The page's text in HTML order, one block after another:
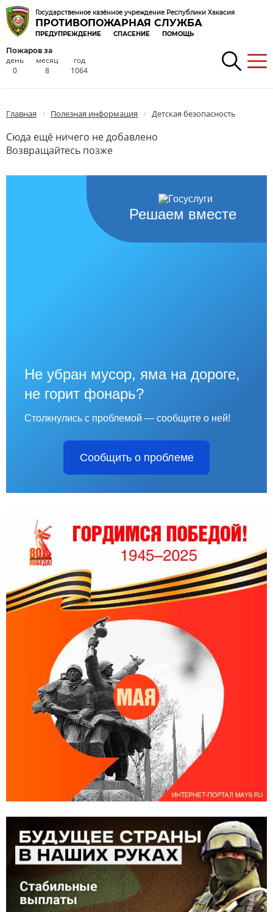
Государственное казённое учреждение Республики Хакасия
ПРОТИВОПОЖАРНАЯ СЛУЖБА
ПРЕДУПРЕЖДЕНИЕ СПАСЕНИЕ ПОМОЩЬ
Пожаров за
день
0
месяц
8
год
1064
Главная Полезная информация Детская безопасность
Сюда ещё ничего не добавлено
Возвращайтесь позже
Решаем вместе
Не убран мусор, яма на дороге,
не горит фонарь?
Столкнулись с проблемой — сообщите о ней!
Сообщить о проблеме